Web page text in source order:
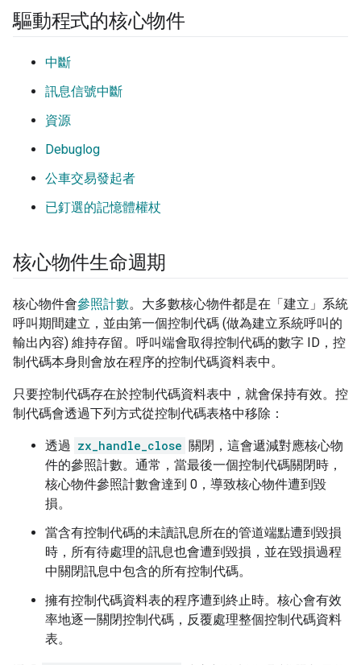
驅動程式的核心物件
中斷
訊息信號中斷
資源
Debuglog
公車交易發起者
已釘選的記憶體權杖
核心物件生命週期
核心物件會參照計數。大多數核心物件都是在「建立」系統
呼叫期間建立，並由第一個控制代碼 (做為建立系統呼叫的
輸出內容) 維持存留。呼叫端會取得控制代碼的數字 ID，控
制代碼本身則會放在程序的控制代碼資料表中。
只要控制代碼存在於控制代碼資料表中，就會保持有效。控
制代碼會透過下列方式從控制代碼表格中移除：
透過 zx_handle_close 關閉，這會遞減對應核心物
件的參照計數。通常，當最後一個控制代碼關閉時，
核心物件參照計數會達到 0，導致核心物件遭到毀
損。
當含有控制代碼的未讀訊息所在的管道端點遭到毀損
時，所有待處理的訊息也會遭到毀損，並在毀損過程
中關閉訊息中包含的所有控制代碼。
擁有控制代碼資料表的程序遭到終止時。核心會有效
率地逐一關閉控制代碼，反覆處理整個控制代碼資料
表。